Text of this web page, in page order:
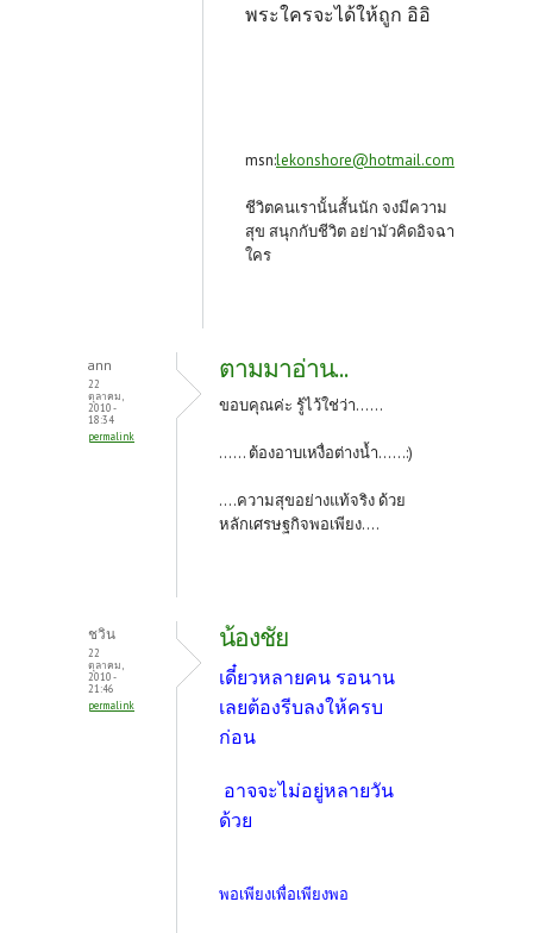
พระใครจะได้ให้ถูก อิอิ
msn:lekonshore@hotmail.com
ชีวิตคนเรานั้นสั้นนัก จงมีความ
สุข สนุกกับชีวิต อย่ามัวคิดอิจฉา
ใคร
ann
22
ตุลาคม,
2010 -
18:34
permalink
ตามมาอ่าน...
ขอบคุณค่ะ รู้ไว้ใช่ว่า......
...... ต้องอาบเหงื่อต่างน้ำ......:)
....ความสุขอย่างแท้จริง ด้วย
หลักเศรษฐกิจพอเพียง....
ชวิน
22
ตุลาคม,
2010 -
21:46
permalink
น้องชัย
เดี๋ยวหลายคน รอนาน
เลยต้องรีบลงให้ครบ
ก่อน
อาจจะไม่อยู่หลายวัน
ด้วย
พอเพียงเพื่อเพียงพอ